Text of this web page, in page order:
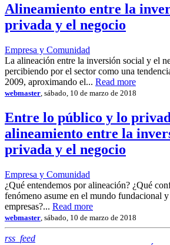
Alineamiento entre la
privada y el negocio
Empresa y Comunidad
La alineación entre la inversión social y el
percibiendo por el sector como una
2009, aproximando el... Read more
webmaster , sábado, 10 de marzo de 2018
Entre lo público y lo
alineamiento entre la
privada y el negocio
Empresa y Comunidad
¿Qué entendemos por alineación? ¿Qué
fenómeno asume en el mundo fundacional
empresas?... Read more
webmaster , sábado, 10 de marzo de 2018
rss_feedRSS